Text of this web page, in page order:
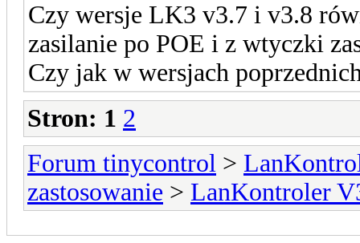
Czy wersje LK3 v3.7 i v3.8
zasilanie po POE i z wtyczki
Czy jak w wersjach
Stron: 1 2
Forum tinycontrol >
zastosowanie > LanKontroler